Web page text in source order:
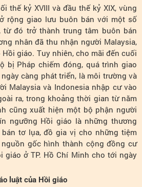
kỷ XVIII và đầu thế kỷ XIX, vùng
rộng giao lưu buôn bán với một số
từ đó trở thành trung tâm buôn bán
nhân đã thu nhận người Malaysia,
giáo. Tuy nhiên, cho mãi đến cuối
bị Pháp chiếm đóng, quá trình giao
càng phát triển, là môi trường và
Malaysia và Indonesia nhập cư vào
ra, trong khoảng thời gian từ năm
cũng xuất hiện một bộ phận người
ngưỡng Hồi giáo là những thương
tơ lụa, đồ gia vị cho những tiệm
gốc hình thành cộng đồng cư
giáo ở TP. Hồ Chí Minh cho tới ngày
luật của Hồi giáo